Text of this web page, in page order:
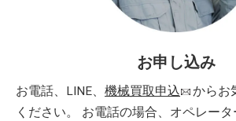
お申し込み
お電話、LINE、 機械買取申込
からお
ください。 お電話の場合、オペレー